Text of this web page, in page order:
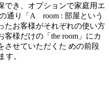
でき、オプションで家庭用エ
通り「A room : 部屋という
たお客様がそれぞれの使い方
様だけの「the room」にカ
させていただくた めの前段
す。